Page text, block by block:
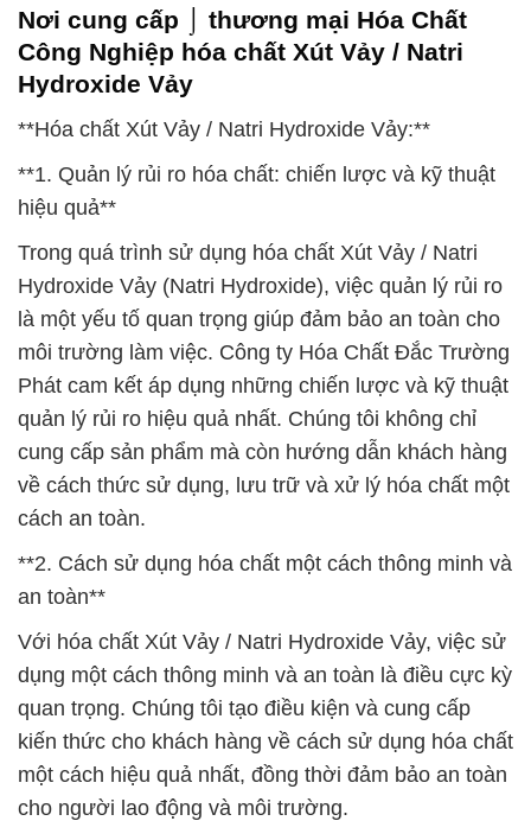
Nơi cung cấp ⌡ thương mại Hóa Chất
Công Nghiệp hóa chất Xút Vảy / Natri
Hydroxide Vảy
**Hóa chất Xút Vảy / Natri Hydroxide Vảy:**
**1. Quản lý rủi ro hóa chất: chiến lược và kỹ thuật
hiệu quả**
Trong quá trình sử dụng hóa chất Xút Vảy / Natri
Hydroxide Vảy (Natri Hydroxide), việc quản lý rủi ro
là một yếu tố quan trọng giúp đảm bảo an toàn cho
môi trường làm việc. Công ty Hóa Chất Đắc Trường
Phát cam kết áp dụng những chiến lược và kỹ thuật
quản lý rủi ro hiệu quả nhất. Chúng tôi không chỉ
cung cấp sản phẩm mà còn hướng dẫn khách hàng
về cách thức sử dụng, lưu trữ và xử lý hóa chất một
cách an toàn.
**2. Cách sử dụng hóa chất một cách thông minh và
an toàn**
Với hóa chất Xút Vảy / Natri Hydroxide Vảy, việc sử
dụng một cách thông minh và an toàn là điều cực kỳ
quan trọng. Chúng tôi tạo điều kiện và cung cấp
kiến thức cho khách hàng về cách sử dụng hóa chất
một cách hiệu quả nhất, đồng thời đảm bảo an toàn
cho người lao động và môi trường.